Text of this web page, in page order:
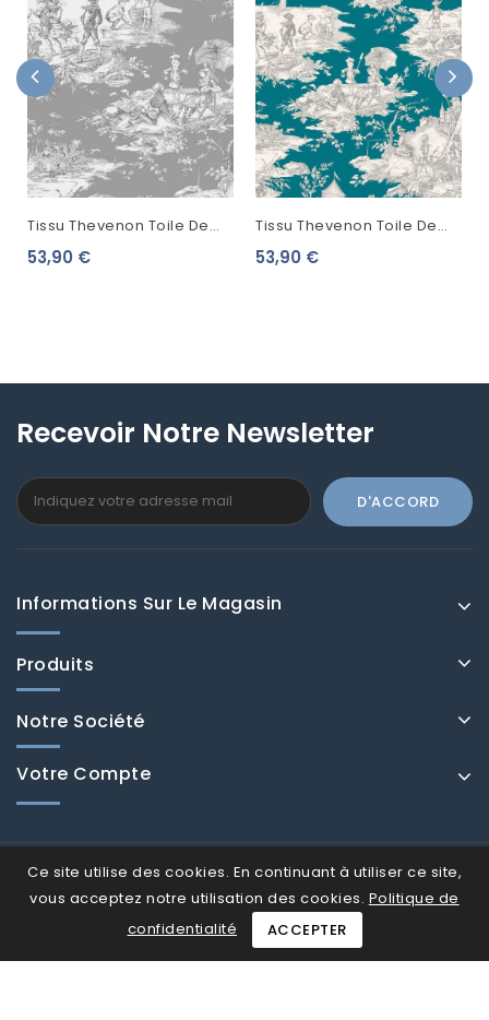
Tissu Thevenon Toile De
Jouy Histoire D'Eau Fond
53,90 €
Tissu Thevenon Toile De
Jouy Histoire D'Eau Gris
53,90 €
Recevoir Notre Newsletter
Informations Sur Le Magasin
Produits
Notre Société
Votre Compte
Ce site utilise des cookies. En continuant à utiliser ce site,
vous acceptez notre utilisation des cookies. Politique de
confidentialité
ACCEPTER
© Fenducci 2026